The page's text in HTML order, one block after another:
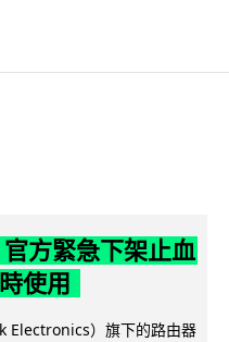
方緊急下架止血
使用
Electronics）旗下的路由器